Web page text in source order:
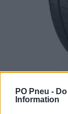
PO Pneu -
Information